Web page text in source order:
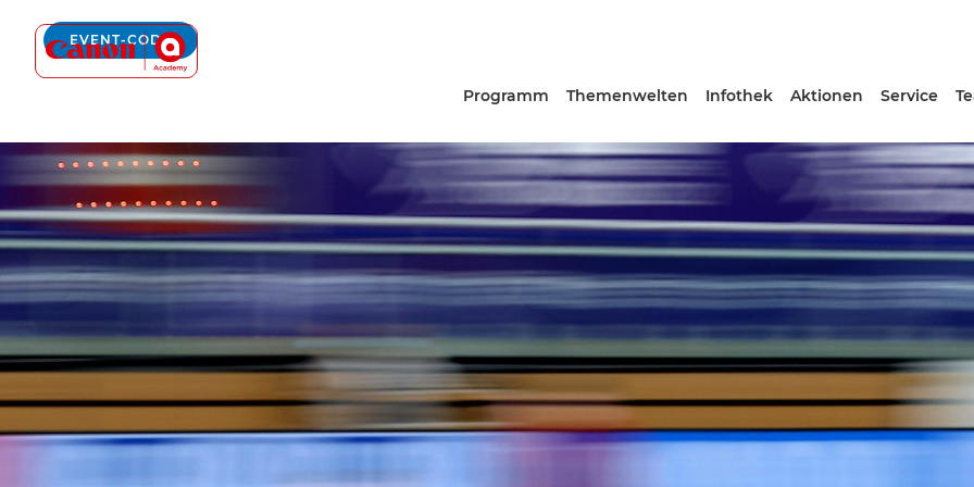
Canon Academy Logo
EVENT-CODE
Programm Themenwelten Infothek Aktionen Service